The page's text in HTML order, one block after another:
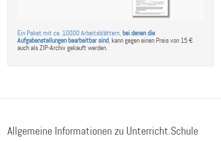
Ein Paket mit ca. 10000 Arbeitsblättern, bei denen die
Aufgabenstellungen bearbeitbar sind, kann gegen einen Preis von 15 €
auch als ZIP-Archiv gekauft werden.
Allgemeine Informationen zu Unterricht.Schule